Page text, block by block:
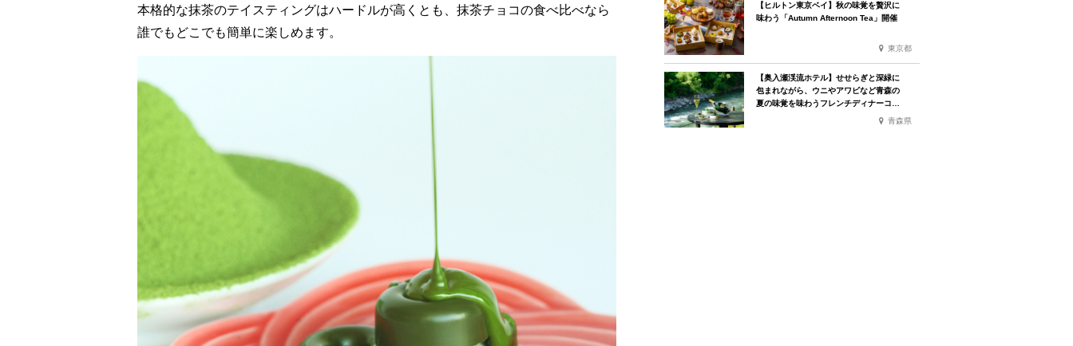
本格的な抹茶のテイスティングはハードルが高くとも、抹茶チョコの食べ比べなら
誰でもどこでも簡単に楽しめます。
【ヒルトン東京ベイ】秋の味覚を贅沢に
味わう「Autumn Afternoon Tea」開催
東京都
【奥入瀬渓流ホテル】せせらぎと深緑に
包まれながら、ウニやアワビなど青森の
夏の味覚を味わうフレンチディナーコー
青森県